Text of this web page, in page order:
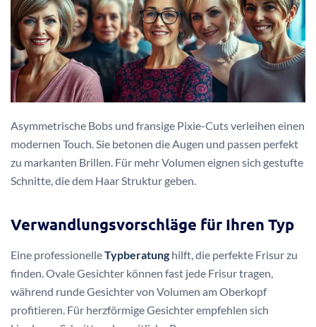
Asymmetrische Bobs und fransige Pixie-Cuts verleihen einen
modernen Touch. Sie betonen die Augen und passen perfekt
zu markanten Brillen. Für mehr Volumen eignen sich gestufte
Schnitte, die dem Haar Struktur geben.
Verwandlungsvorschläge für Ihren Typ
Eine professionelleTypberatung hilft, die perfekte Frisur zu
finden. Ovale Gesichter können fast jede Frisur tragen,
während runde Gesichter von Volumen am Oberkopf
profitieren. Für herzförmige Gesichter empfehlen sich